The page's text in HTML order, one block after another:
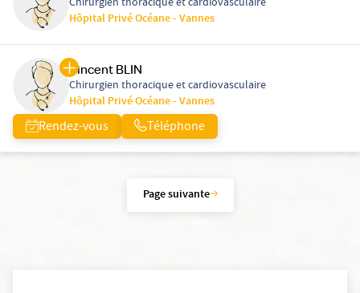
Hôpital Privé Océane - Vannes
Vincent BLIN
Chirurgien thoracique et cardiovasculaire
Hôpital Privé Océane - Vannes
Rendez-vous Téléphone
Page suivante